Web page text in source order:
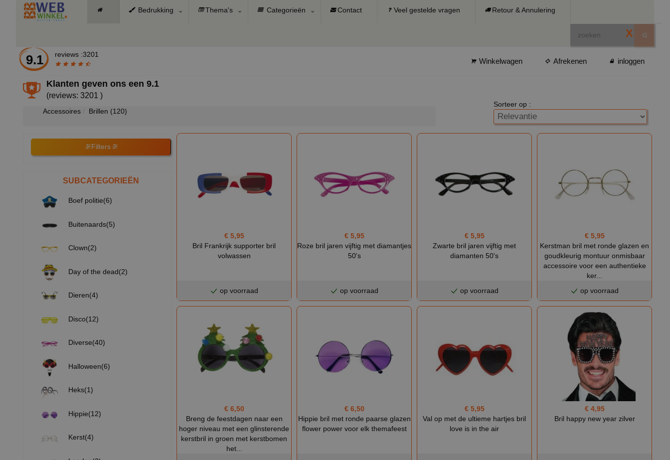
Bedrukking Thema's Categorieën Contact Veel gestelde vragen Retour & Annulering
X
9.1 reviews :3201
Winkelwagen Afrekenen inloggen
Klanten geven ons een9.1
(reviews: 3201 )
Accessoires Brillen (120)
Sorteer op :
Filters
SUBCATEGORIEËN
Boef politie(6)
Buitenaards(5)
Clown(2)
Day of the dead(2)
Dieren(4)
Disco(12)
Diverse(40)
Halloween(6)
Heks(1)
Hippie(12)
Kerst(4)
€ 5,95
Bril Frankrijk supporter bril
volwassen
op voorraad
€ 5,95
Roze bril jaren vijftig met diamantjes
50's
op voorraad
€ 5,95
Zwarte bril jaren vijftig met
diamanten 50's
op voorraad
€ 5,95
Kerstman bril met ronde glazen en
goudkleurig montuur onmisbaar
accessoire voor een authentieke
ker...
op voorraad
€ 6,50
Breng de feestdagen naar een
hoger niveau met een glinsterende
kerstbril in groen met kerstbomen
het...
€ 6,50
Hippie bril met ronde paarse glazen
flower power voor elk themafeest
€ 5,95
Val op met de ultieme hartjes bril
love is in the air
€ 4,95
Bril happy new year zilver